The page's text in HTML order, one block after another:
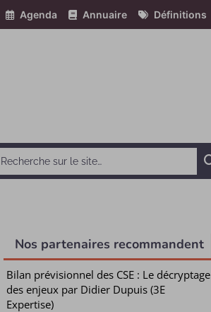
Agenda Annuaire Définitions
Nos partenaires recommandent
Bilan prévisionnel des CSE : Le décryptage
des enjeux par Didier Dupuis (3E
Expertise)